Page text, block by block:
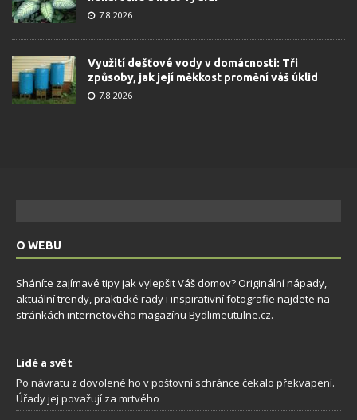
7.8.2026
Využití dešťové vody v domácnosti: Tři
způsoby, jak její měkkost promění váš úklid
7.8.2026
O WEBU
Sháníte zajímavé tipy jak vylepšit Váš domov? Originální nápady,
aktuální trendy, praktické rady i inspirativní fotografie najdete na
stránkách internetového magazínu Bydlimeutulne.cz.
Lidé a svět
Po návratu z dovolené ho v poštovní schránce čekalo překvapení.
Úřady jej považují za mrtvého